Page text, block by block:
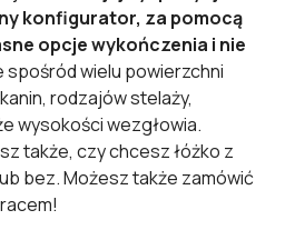
konfigurator, za pomocą
opcje wykończenia i nie
spośród wielu powierzchni
rodzajów stelaży,
wysokości wezgłowia.
także, czy chcesz łóżko z
bez. Możesz także zamówić